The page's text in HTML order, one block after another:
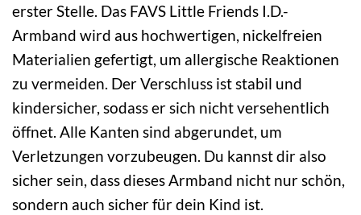
erster Stelle. Das FAVS Little Friends I.D.-
Armband wird aus hochwertigen, nickelfreien
Materialien gefertigt, um allergische Reaktionen
zu vermeiden. Der Verschluss ist stabil und
kindersicher, sodass er sich nicht versehentlich
öffnet. Alle Kanten sind abgerundet, um
Verletzungen vorzubeugen. Du kannst dir also
sicher sein, dass dieses Armband nicht nur schön,
sondern auch sicher für dein Kind ist.